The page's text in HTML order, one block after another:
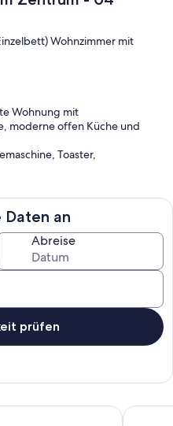
Wohnzimmer mit
Wohnung mit
moderne offen Küche und
Toaster,
auf Anfrage
Daten an
Abreise
prüfen